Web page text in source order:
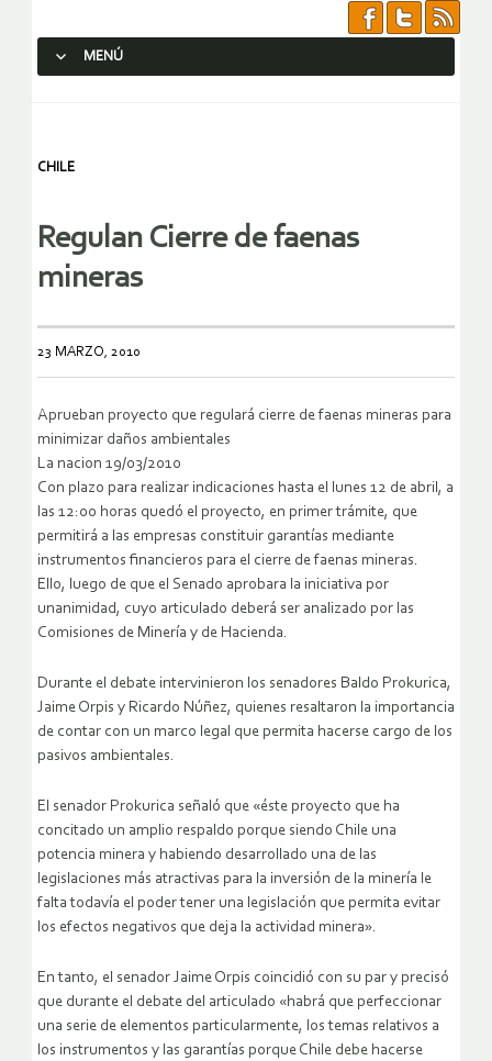
MENÚ
CHILE
Regulan Cierre de faenas
mineras
23 MARZO, 2010
Aprueban proyecto que regulará cierre de faenas mineras para
minimizar daños ambientales
La nacion 19/03/2010
Con plazo para realizar indicaciones hasta el lunes 12 de abril, a
las 12:00 horas quedó el proyecto, en primer trámite, que
permitirá a las empresas constituir garantías mediante
instrumentos financieros para el cierre de faenas mineras.
Ello, luego de que el Senado aprobara la iniciativa por
unanimidad, cuyo articulado deberá ser analizado por las
Comisiones de Minería y de Hacienda.
Durante el debate intervinieron los senadores Baldo Prokurica,
Jaime Orpis y Ricardo Núñez, quienes resaltaron la importancia
de contar con un marco legal que permita hacerse cargo de los
pasivos ambientales.
El senador Prokurica señaló que «éste proyecto que ha
concitado un amplio respaldo porque siendo Chile una
potencia minera y habiendo desarrollado una de las
legislaciones más atractivas para la inversión de la minería le
falta todavía el poder tener una legislación que permita evitar
los efectos negativos que deja la actividad minera».
En tanto, el senador Jaime Orpis coincidió con su par y precisó
que durante el debate del articulado «habrá que perfeccionar
una serie de elementos particularmente, los temas relativos a
los instrumentos y las garantías porque Chile debe hacerse